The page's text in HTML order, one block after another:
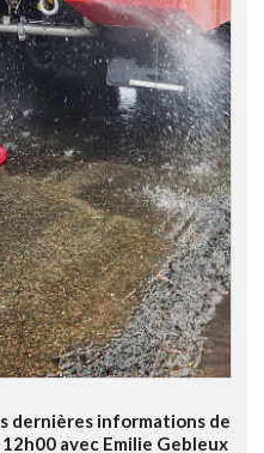
dernières informations de
avec Emilie Gebleux